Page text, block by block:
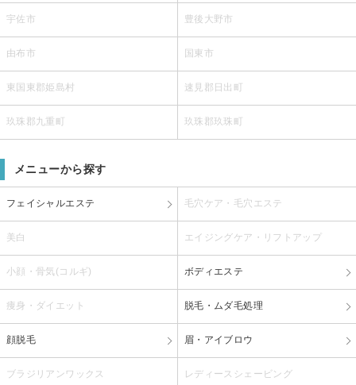
宇佐市 豊後大野市
由布市 国東市
東国東郡姫島村 速見郡日出町
玖珠郡九重町 玖珠郡玖珠町
メニューから探す
フェイシャルエステ 毛穴ケア・毛穴エステ
美白 エイジングケア・リフトアップ
小顔・骨気(コルギ) ボディエステ
痩身・ダイエット 脱毛・ムダ毛処理
顔脱毛 眉・アイブロウ
ブラジリアンワックス レディースシェービング